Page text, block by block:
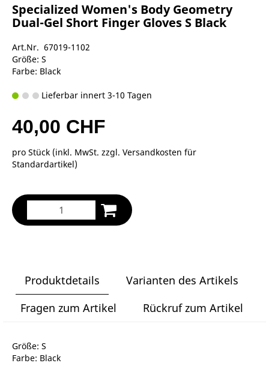
Specialized Women's Body Geometry
Dual-Gel Short Finger Gloves S Black
Art.Nr. 67019-1102
Größe: S
Farbe: Black
Lieferbar innert 3-10 Tagen
40,00 CHF
pro Stück (inkl. MwSt. zzgl. Versandkosten für
Standardartikel)
Produktdetails
Varianten des Artikels
Fragen zum Artikel
Rückruf zum Artikel
Größe: S
Farbe: Black